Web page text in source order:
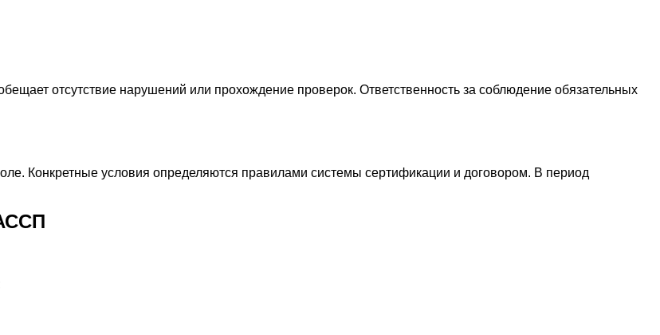
отсутствие нарушений или прохождение проверок. Ответственность за соблюдение обязательных
Конкретные условия определяются правилами системы сертификации и договором. В период